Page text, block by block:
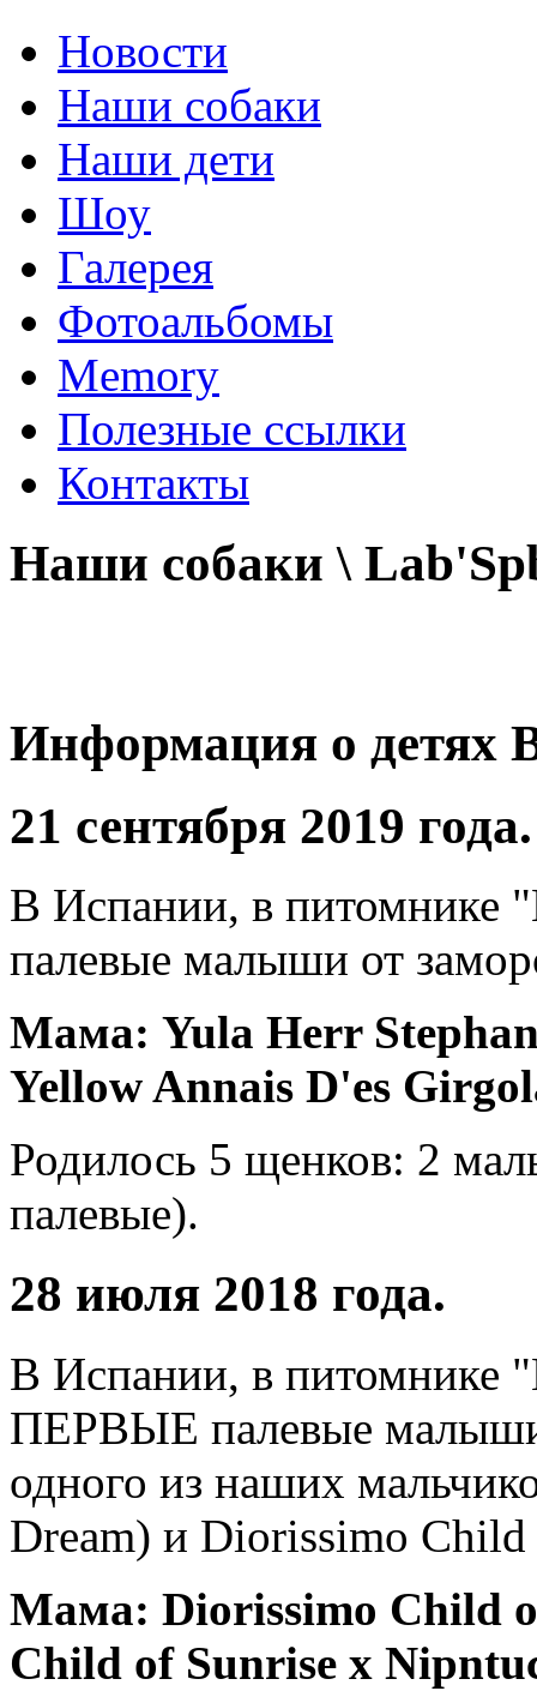
Новости
Наши собаки
Наши дети
Шоу
Галерея
Фотоальбомы
Memory
Полезные ссылки
Контакты
Наши собаки \
Информация о детях
21 сентября 2019 года.
В Испании, в питомнике
палевые малыши от
Мама: Yula Herr
Yellow Annais D'es
Родилось 5 щенков: 2
палевые).
28 июля 2018 года.
В Испании, в питомнике
ПЕРВЫЕ палевые
одного из наших
Dream) и Diorissimo Child
Мама: Diorissimo Child
Child of Sunrise х